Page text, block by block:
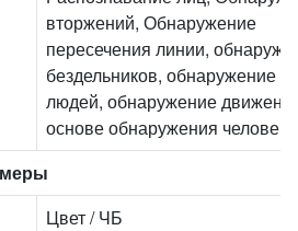
вторжений, Обнаружение
пересечения линии,
бездельников, обнаружение
людей, обнаружение
основе обнаружения человека
Цвет / ЧБ